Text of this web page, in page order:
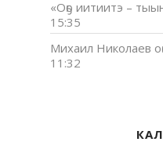
«Оҕо иитиитэ –
15:35
Михаил Николаев
11:32